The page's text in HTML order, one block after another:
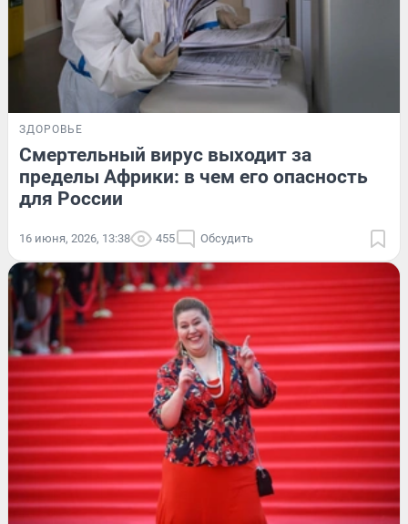
ЗДОРОВЬЕ
Смертельный вирус выходит за
пределы Африки: в чем его опасность
для России
16 июня, 2026, 13:38 455 Обсудить